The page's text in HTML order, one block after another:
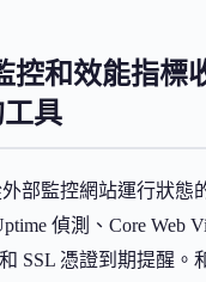
控和效能指標
具
外部監控網站運行狀態
偵測、Core Web
SSL 憑證到期提醒。